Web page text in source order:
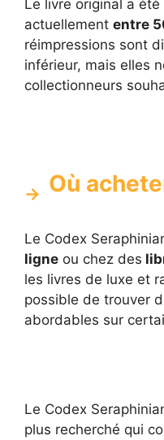
Le livre original a
actuellement entre
réimpressions sont
inférieur, mais elles
collectionneurs
Où
Le Codex
ligne ou chez des
les livres de luxe et
possible de trouver
abordables sur
Le Codex
plus recherché qui